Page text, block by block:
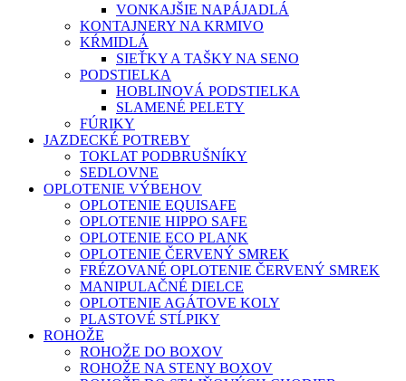
VONKAJŠIE NAPÁJADLÁ
KONTAJNERY NA KRMIVO
KŔMIDLÁ
SIEŤKY A TAŠKY NA SENO
PODSTIELKA
HOBLINOVÁ PODSTIELKA
SLAMENÉ PELETY
FÚRIKY
JAZDECKÉ POTREBY
TOKLAT PODBRUŠNÍKY
SEDLOVNE
OPLOTENIE VÝBEHOV
OPLOTENIE EQUISAFE
OPLOTENIE HIPPO SAFE
OPLOTENIE ECO PLANK
OPLOTENIE ČERVENÝ SMREK
FRÉZOVANÉ OPLOTENIE ČERVENÝ SMREK
MANIPULAČNÉ DIELCE
OPLOTENIE AGÁTOVE KOLY
PLASTOVÉ STĹPIKY
ROHOŽE
ROHOŽE DO BOXOV
ROHOŽE NA STENY BOXOV